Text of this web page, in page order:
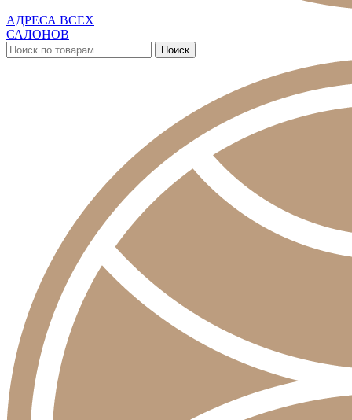
АДРЕСА ВСЕХ
САЛОНОВ